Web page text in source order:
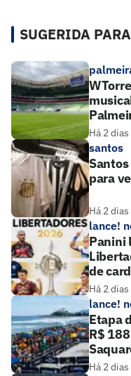
SUGERIDA
Há 2 dias
santos
para
Há 2 dias
lance!
Panini
de
Há 2 dias
lance!
Etapa
R$
Há 2 dias